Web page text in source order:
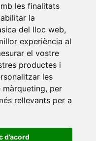
les finalitats
la
del lloc web,
experiència al
el vostre
productes i
les
màrqueting, per
rellevants per a
d’acord
d'Alacant
Autònoma de
•Universitat
de Girona
•Universitat
Universitat Jaume I
Miguel Hernández
•Universitat
de València•
Ramon Llull